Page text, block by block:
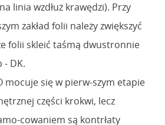
linia wzdłuż krawędzi). Przy
zakład folii należy zwiększyć
folii skleić taśmą dwustronnie
- DK.
mocuje się w pierw-szym etapie
części krokwi, lecz
cowaniem są kontrłaty